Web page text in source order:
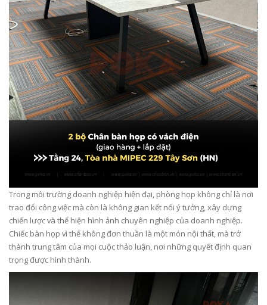
Trong môi trường doanh nghiệp hiện đại, phòng họp không chỉ là nơi
trao đổi công việc mà còn là không gian kết nối ý tưởng, xây dựng
chiến lược và thể hiện hình ảnh chuyên nghiệp của doanh nghiệp.
Chiếc bàn họp vì thế không đơn thuần là một món nội thất, mà trở
thành trung tâm của mọi cuộc thảo luận, nơi những quyết định quan
trọng được hình thành.